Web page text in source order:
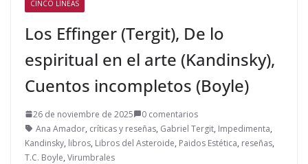
CINCO LÍNEAS
Los Effinger (Tergit), De lo
espiritual en el arte (Kandinsky),
Cuentos incompletos (Boyle)
26 de noviembre de 2025
0 comentarios
Ana Amador, críticas y reseñas, Gabriel Tergit, Impedimenta,
Kandinsky, libros, Libros del Asteroide, Paidos Estética, reseñas,
T.C. Boyle, Virumbrales